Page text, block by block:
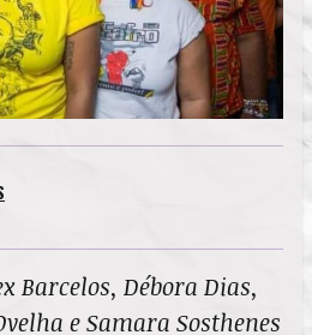
Barcelos, Débora Dias,
e Samara Sosthenes